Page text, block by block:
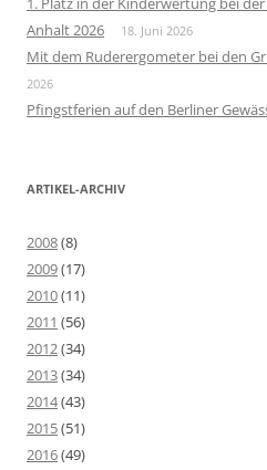
Anhalt 2026
18. Juni 2026
Mit dem Ruderergometer bei den
2026
Pfingstferien auf den Berliner
ARTIKEL-ARCHIV
2008(8)
2009(17)
2010(11)
2011 (56)
2012(34)
2013(34)
2014(43)
2015(51)
2016(49)